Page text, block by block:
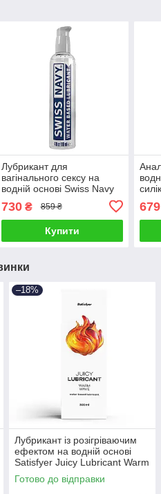
Лубрикант для
вагінального сексу на
водній основі Swiss Navy
Water-Based 118 мл Talla
730₴ 859 ₴
Купити
679
–18%
Лубрикант із розігріваючим
ефектом на водній основі
Satisfyer Juicy Lubricant Warm
Wave 300 мл Talla
Готово до відправки